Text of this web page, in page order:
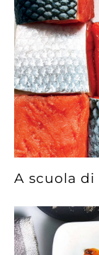
A scuola